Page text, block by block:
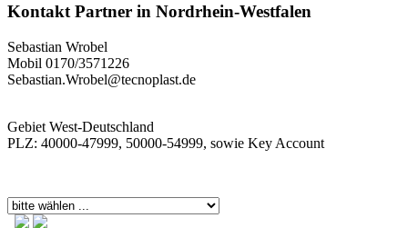
Kontakt Partner in Nordrhein-Westfalen
Sebastian Wrobel
Mobil 0170/3571226
Sebastian.Wrobel@tecnoplast.de
Gebiet West-Deutschland
PLZ: 40000-47999, 50000-54999, sowie Key Account